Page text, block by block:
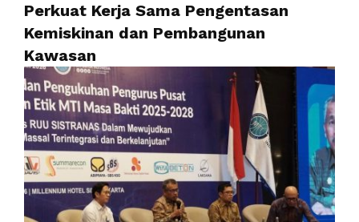
Perkuat Kerja Sama Pengentasan
Kemiskinan dan Pembangunan
Kawasan